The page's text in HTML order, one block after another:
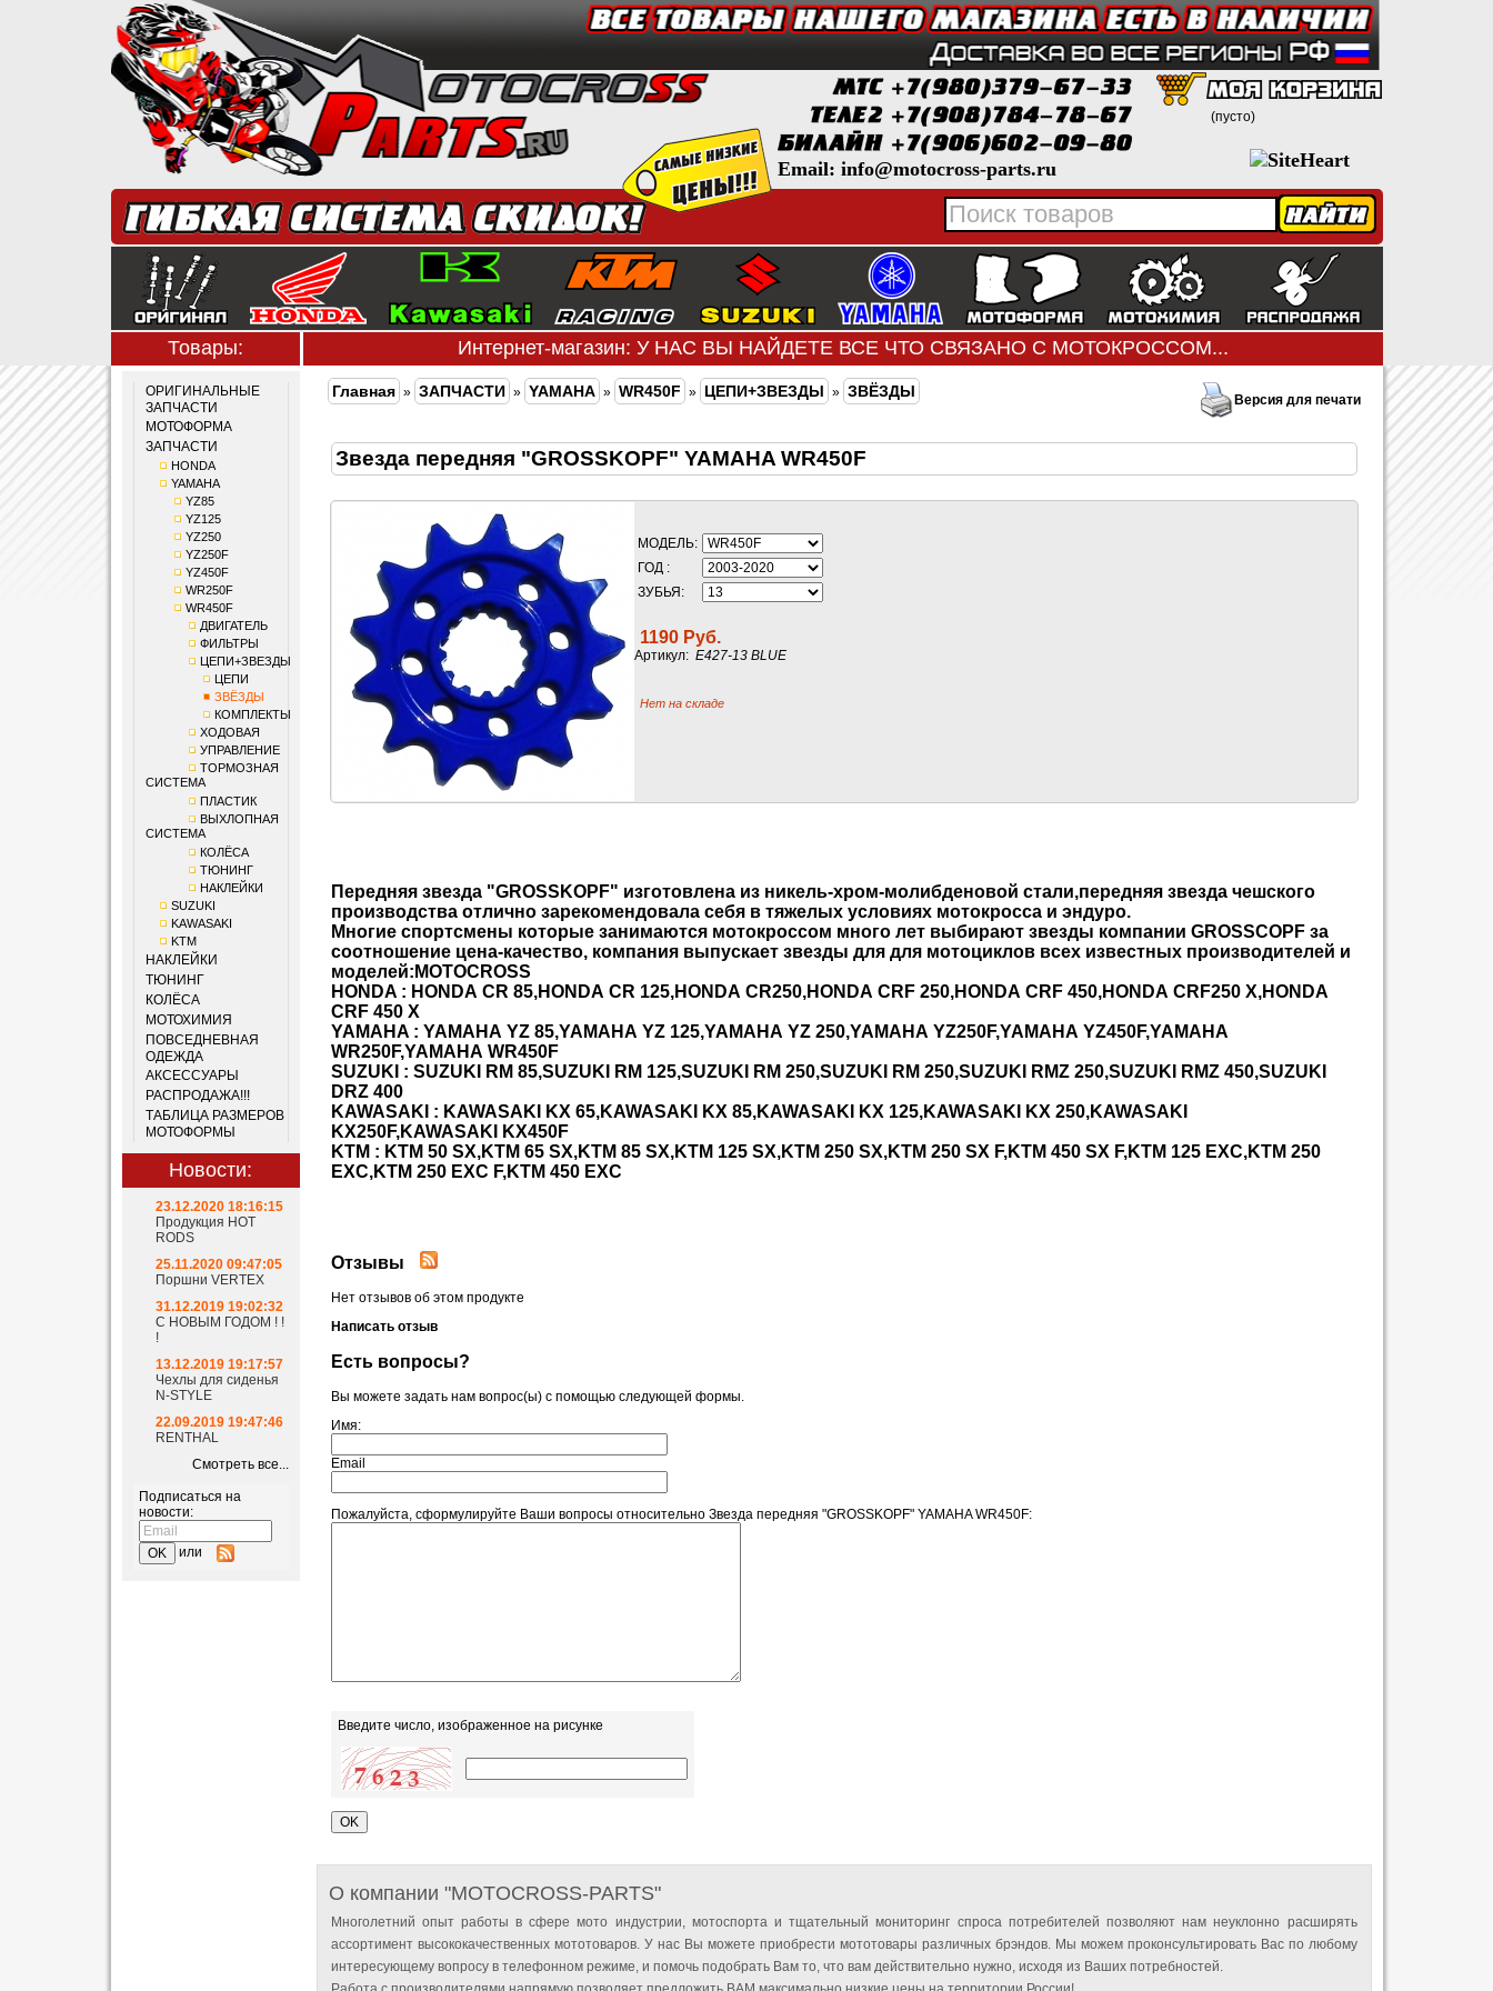
(пусто)
Email: info@motocross-parts.ru
Товары: Интернет-магазин: У НАС ВЫ НАЙДЕТЕ ВСЕ ЧТО СВЯЗАНО С МОТОКРОССОМ...
ОРИГИНАЛЬНЫЕ
ЗАПЧАСТИ
МОТОФОРМА
ЗАПЧАСТИ
HONDA
YAMAHA
YZ85
YZ125
YZ250
YZ250F
YZ450F
WR250F
WR450F
ДВИГАТЕЛЬ
ФИЛЬТРЫ
ЦЕПИ+ЗВЕЗДЫ
ЦЕПИ
ЗВЁЗДЫ
КОМПЛЕКТЫ
ХОДОВАЯ
УПРАВЛЕНИЕ
ТОРМОЗНАЯ
СИСТЕМА
ПЛАСТИК
ВЫХЛОПНАЯ
СИСТЕМА
КОЛЁСА
ТЮНИНГ
НАКЛЕЙКИ
SUZUKI
KAWASAKI
KTM
НАКЛЕЙКИ
ТЮНИНГ
КОЛЁСА
МОТОХИМИЯ
ПОВСЕДНЕВНАЯ
ОДЕЖДА
АКСЕССУАРЫ
РАСПРОДАЖА!!!
ТАБЛИЦА РАЗМЕРОВ
МОТОФОРМЫ
Новости:
23.12.2020 18:16:15
Продукция HOT
RODS
25.11.2020 09:47:05
Поршни VERTEX
31.12.2019 19:02:32
С НОВЫМ ГОДОМ ! !
!
13.12.2019 19:17:57
Чехлы для сиденья
N-STYLE
22.09.2019 19:47:46
RENTHAL
Смотреть все...
Подписаться на
новости:
или
Главная » ЗАПЧАСТИ » YAMAHA » WR450F » ЦЕПИ+ЗВЕЗДЫ » ЗВЁЗДЫ Версия для печати
Звезда передняя "GROSSKOPF" YAMAHA WR450F
МОДЕЛЬ:
ГОД :
ЗУБЬЯ:
1190 Руб.
Артикул: E427-13 BLUE
Нет на складе
Передняя звезда "GROSSKOPF" изготовлена из никель-хром-молибденовой стали,передняя звезда чешского
производства отлично зарекомендовала себя в тяжелых условиях мотокросса и эндуро.
Многие спортсмены которые занимаются мотокроссом много лет выбирают звезды компании GROSSCOPFза
соотношение цена-качество, компания выпускает звезды для для мотоциклов всех известных производителей и
моделей: MOTOCROSS
HONDA: HONDA CR 85,HONDA CR 125,HONDA CR250,HONDA CRF250,HONDA CRF450,HONDA CRF250 X,HONDA
CRF450 X
YAMAHA: YAMAHA YZ85,YAMAHA YZ125,YAMAHA YZ250,YAMAHA YZ250F,YAMAHA YZ450F,YAMAHA
WR250F,YAMAHA WR450F
SUZUKI : SUZUKI RM 85,SUZUKI RM 125,SUZUKI RM 250,SUZUKI RM 250,SUZUKI RMZ250,SUZUKI RMZ450,SUZUKI
DRZ400
KAWASAKI : KAWASAKI KX 65,KAWASAKI KX 85,KAWASAKI KX 125,KAWASAKI KX 250,KAWASAKI
KX250F,KAWASAKI KX450F
KTM : KTM 50 SX,KTM 65 SX,KTM 85 SX,KTM 125 SX,KTM 250 SX,KTM 250 SX F,KTM 450 SX F,KTM 125 EXC,KTM 250
EXC,KTM 250 EXC F,KTM 450 EXC
Отзывы
Нет отзывов об этом продукте
Написать отзыв
Есть вопросы?
Вы можете задать нам вопрос(ы) с помощью следующей формы.
Имя:
Email
Пожалуйста, сформулируйте Ваши вопросы относительно Звезда передняя "GROSSKOPF" YAMAHA WR450F:
Введите число, изображенное на рисунке
О компании "MOTOCROSS-PARTS"
Многолетний опыт работы в сфере мото индустрии, мотоспорта и тщательный мониторинг спроса потребителей позволяют нам неуклонно расширять
ассортимент высококачественных мототоваров. У нас Вы можете приобрести мототовары различных брэндов. Мы можем проконсультировать Вас по любому
интересующему вопросу в телефонном режиме, и помочь подобрать Вам то, что вам действительно нужно, исходя из Ваших потребностей.